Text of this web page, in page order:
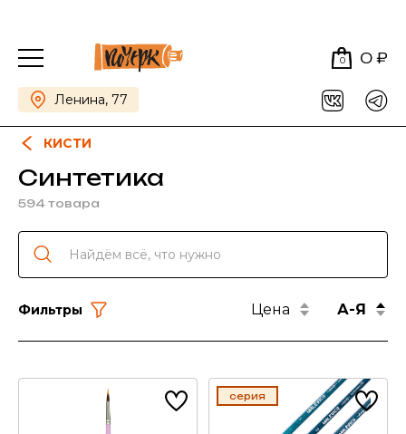
0 0 ₽
Ленина, 77
КИСТИ
Синтетика
594 товара
Фильтры Цена А-Я
серия